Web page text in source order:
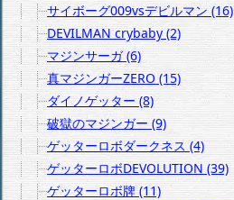
サイボーグ009vsデビルマン (16)
DEVILMAN crybaby (2)
マジンサーガ (6)
真マジンガーZERO (15)
ダイノゲッター (8)
破獄のマジンガー (9)
ゲッターロボダークネス (4)
ゲッターロボDEVOLUTION (39)
ゲッターロボ牌 (11)